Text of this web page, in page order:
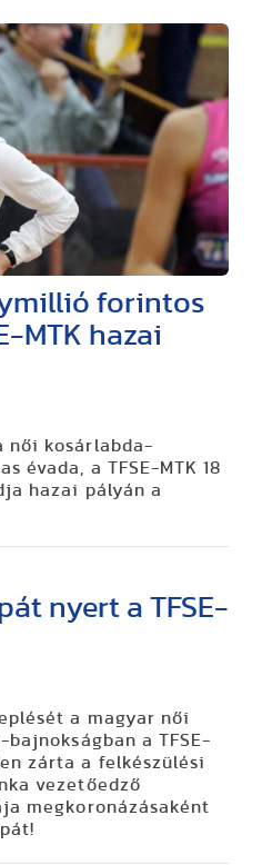
forintos
MTK hazai
női kosárlabda-
évada, a TFSE-MTK 18
hazai pályán a
nyert a TFSE-
a magyar női
a TFSE-
zárta a felkészülési
vezetőedző
megkoronázásaként